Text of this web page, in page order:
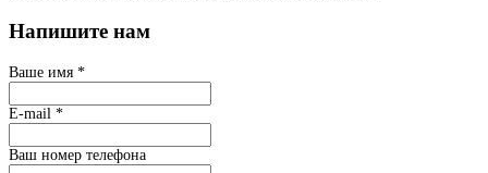
Напишите нам
Ваше имя *
E-mail *
Ваш номер телефона